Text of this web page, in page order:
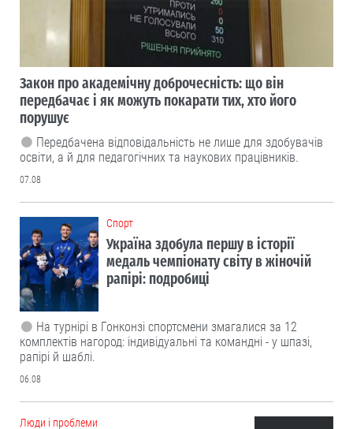
Закон про академічну доброчесність: що він
передбачає і як можуть покарати тих, хто його
порушує
Передбачена відповідальність не лише для здобувачів
освіти, а й для педагогічних та наукових працівників.
07.08
Cпорт
Україна здобула першу в історії
медаль чемпіонату світу в жіночій
рапірі: подробиці
На турнірі в Гонконзі спортсмени змагалися за 12
комплектів нагород: індивідуальні та командні - у шпазі,
рапірі й шаблі.
06.08
Люди і проблеми